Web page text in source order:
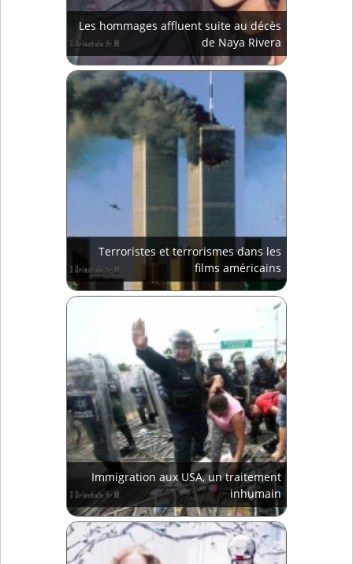
Les hommages affluent suite au décès
de Naya Rivera
Terroristes et terrorismes dans les
films américains
Immigration aux USA, un traitement
inhumain